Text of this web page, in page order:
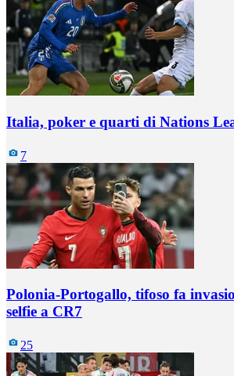
Italia, poker e quarti di Nations
7
Polonia-Portogallo, tifoso fa
selfie a CR7
25